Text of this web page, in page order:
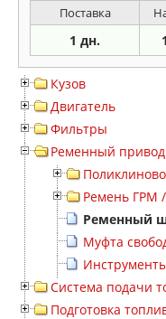
Поставка
1 дн.
Кузов
Двигатель
Фильтры
Ременный привод
Ремень ГРМ
Ременный
Муфта
Система подачи
Подготовка